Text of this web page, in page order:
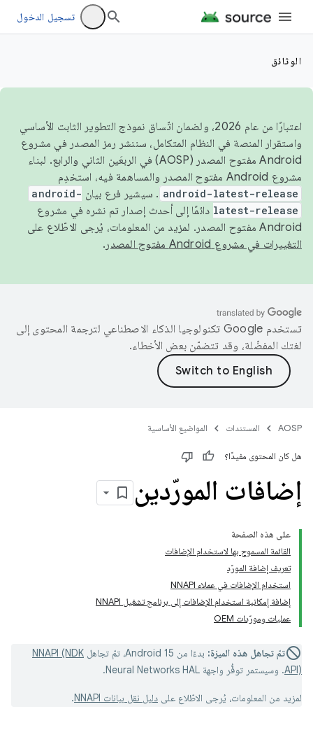
تسجيل الدخول
الوثائق
اعتبارًا من عام 2026، ولضمان اتّساق نموذج التطوير الثابت الأساسي
واستقرار المنصة في النظام المتكامل، سننشر رمز المصدر في مشروع
Android مفتوح المصدر (AOSP) في الربعَين الثاني والرابع. لبناء
مشروع Android مفتوح المصدر والمساهمة فيه، استخدِم
android-latest-release . سيشير فرع بيان android-
latest-release دائمًا إلى أحدث إصدار تم نشره في مشروع
Android مفتوح المصدر. لمزيد من المعلومات، يُرجى الاطّلاع على
التغييرات في مشروع Android مفتوح المصدر
.
تستخدم Google تكنولوجيا الذكاء الاصطناعي لترجمة المحتوى إلى
لغتك المفضّلة، وقد تتضمّن بعض الأخطاء.
AOSP المستندات المواضيع الأساسية
هل كان المحتوى مفيدًا؟
إضافات المورّدين
على هذه الصفحة
القائمة المسموح بها لاستخدام الإضافات
تعريف إضافة المورّد
استخدام الإضافات في عملاء NNAPI
إضافة إمكانية استخدام الإضافات إلى برنامج تشغيل NNAPI
عمليات ومورّدات OEM
تمّ تجاهل هذه الميزة: بدءًا من Android 15، تمّ تجاهل
NNAPI (NDK
API). وسيستمر توفُّر واجهة Neural Networks HAL.
لمزيد من المعلومات، يُرجى الاطّلاع على دليل نقل بيانات NNAPI .